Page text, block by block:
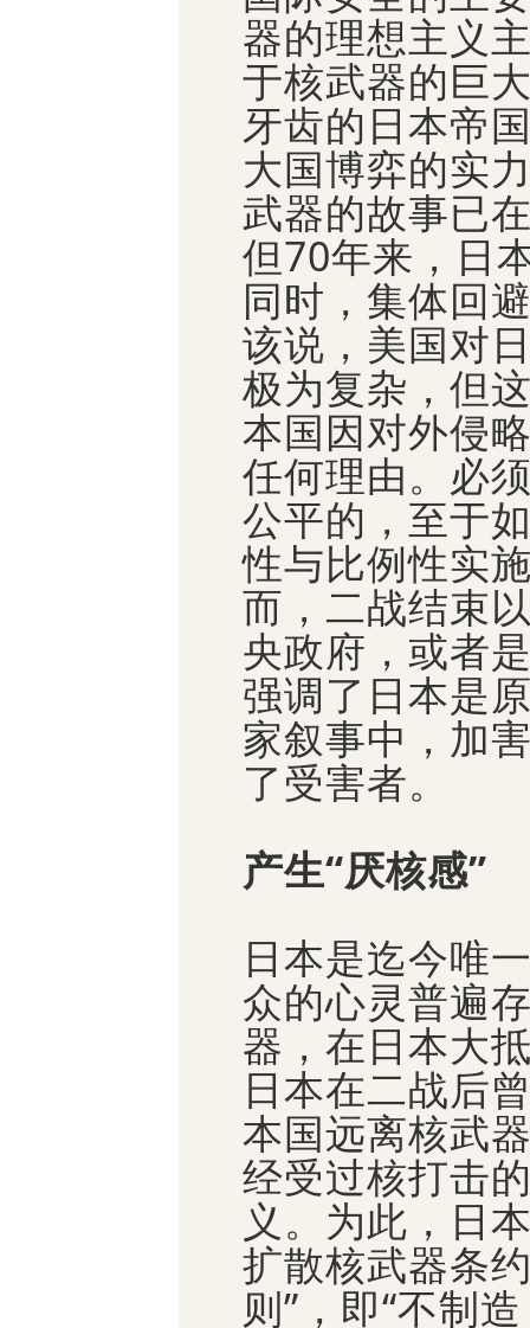
器的理想主义
于核武器的巨
牙齿的日本帝
大国博弈的实
武器的故事已
但70年来，日
同时，集体回
该说，美国对
极为复杂，但
本国因对外侵
任何理由。必
公平的，至于
性与比例性实
而，二战结束
央政府，或者
强调了日本是
家叙事中，加
了受害者。
产生“厌核感”
日本是迄今唯
众的心灵普遍
器，在日本大
日本在二战后
本国远离核武
经受过核打击
义。为此，日
扩散核武器条
则”，即“不制